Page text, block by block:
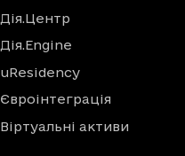
Дія.Центр
Дія.Engine
uResidency
Євроінтеграція
Віртуальні активи